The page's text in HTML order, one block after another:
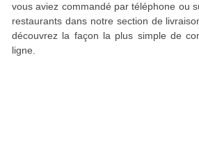
vous aviez commandé par téléphone ou
restaurants dans notre section de
découvrez la façon la plus simple de
ligne.